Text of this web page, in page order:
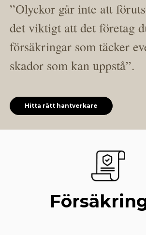
”Olyckor går inte att
det viktigt att det företag
försäkringar som täcker
skador som kan uppstå”.
Hitta rätt hantverkare